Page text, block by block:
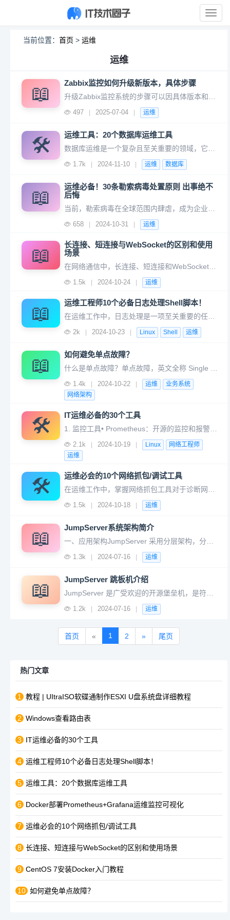
展
开
当前位置： 首页 > 运维
运维
📖 Zabbix监控如何升级新版本，具体步骤
497 2025-07-04 运维
🛠️ 运维工具：20个数据库运维工具
1.7k 2024-11-10 运维 数据库
📖
运维必备！30条勒索病毒处置原则 出事绝不
后悔
658 2024-10-31 运维
📖
长连接、短连接与WebSocket的区别和使用
场景
1.5k 2024-10-24 运维
📖 运维工程师10个必备日志处理Shell脚本！
2k 2024-10-23 Linux Shell 运维
📖 如何避免单点故障？
1.4k 2024-10-22 运维
业务系统
网络架构
🛠️ IT运维必备的30个工具
2.1k 2024-10-19 Linux
网络工程师
运维
🛠️ 运维必会的10个网络抓包/调试工具
1.5k 2024-10-18 运维
📖 JumpServer系统架构简介
1.3k 2024-07-16 运维
📖 JumpServer 跳板机介绍
1.2k 2024-07-16 运维
首页 « 1 2 » 尾页
热门文章
1 教程 | UItraISO软碟通制作ESXI U盘系统盘详细教程
2 Windows查看路由表
3 IT运维必备的30个工具
4 运维工程师10个必备日志处理Shell脚本！
5 运维工具：20个数据库运维工具
6 Docker部署Prometheus+Grafana运维监控可视化
7 运维必会的10个网络抓包/调试工具
8 长连接、短连接与WebSocket的区别和使用场景
9 CentOS 7安装Docker入门教程
10 如何避免单点故障？